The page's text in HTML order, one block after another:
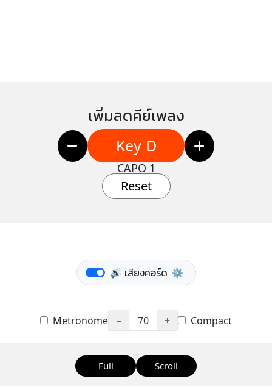
เพิ่มลดคีย์เพลง
Key D
CAPO 1
Reset
🔊 เสียงคอร์ด ⚙️
Metronome − 70 + Compact
Full Scroll